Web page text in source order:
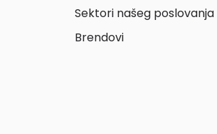
Sektori našeg poslovanja
Brendovi